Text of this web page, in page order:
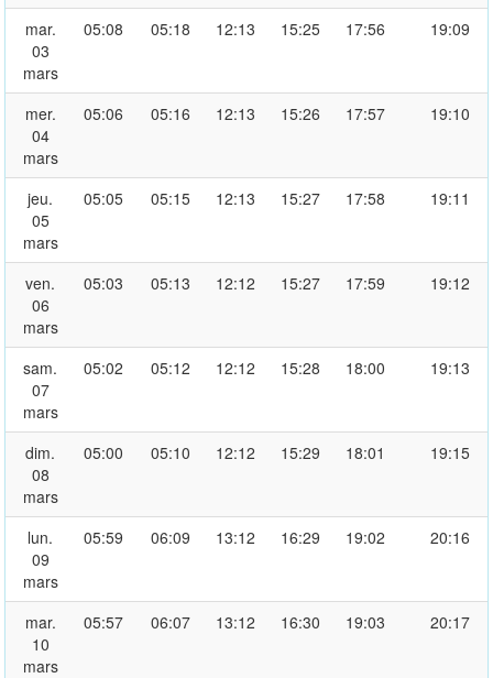
mar.
03
mars
05:08 05:18 12:13 15:25 17:56 19:09
mer.
04
mars
05:06 05:16 12:13 15:26 17:57 19:10
jeu.
05
mars
05:05 05:15 12:13 15:27 17:58 19:11
ven.
06
mars
05:03 05:13 12:12 15:27 17:59 19:12
sam.
07
mars
05:02 05:12 12:12 15:28 18:00 19:13
dim.
08
mars
05:00 05:10 12:12 15:29 18:01 19:15
lun.
09
mars
05:59 06:09 13:12 16:29 19:02 20:16
mar.
10
mars
05:57 06:07 13:12 16:30 19:03 20:17